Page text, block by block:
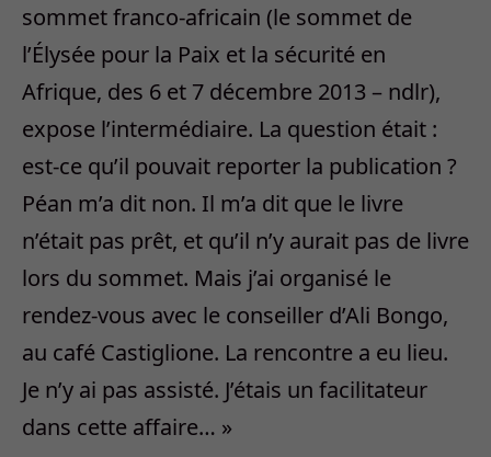
sommet franco-africain (le sommet de
l’Élysée pour la Paix et la sécurité en
Afrique, des 6 et 7 décembre 2013 – ndlr),
expose l’intermédiaire. La question était :
est-ce qu’il pouvait reporter la publication ?
Péan m’a dit non. Il m’a dit que le livre
n’était pas prêt, et qu’il n’y aurait pas de livre
lors du sommet. Mais j’ai organisé le
rendez-vous avec le conseiller d’Ali Bongo,
au café Castiglione. La rencontre a eu lieu.
Je n’y ai pas assisté. J’étais un facilitateur
dans cette affaire… »